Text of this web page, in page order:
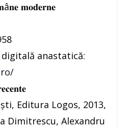
𝐦𝐨𝐝𝐞𝐫𝐧𝐞
anastatică:
Editura Logos, 2013,
Dimitrescu, Alexandru